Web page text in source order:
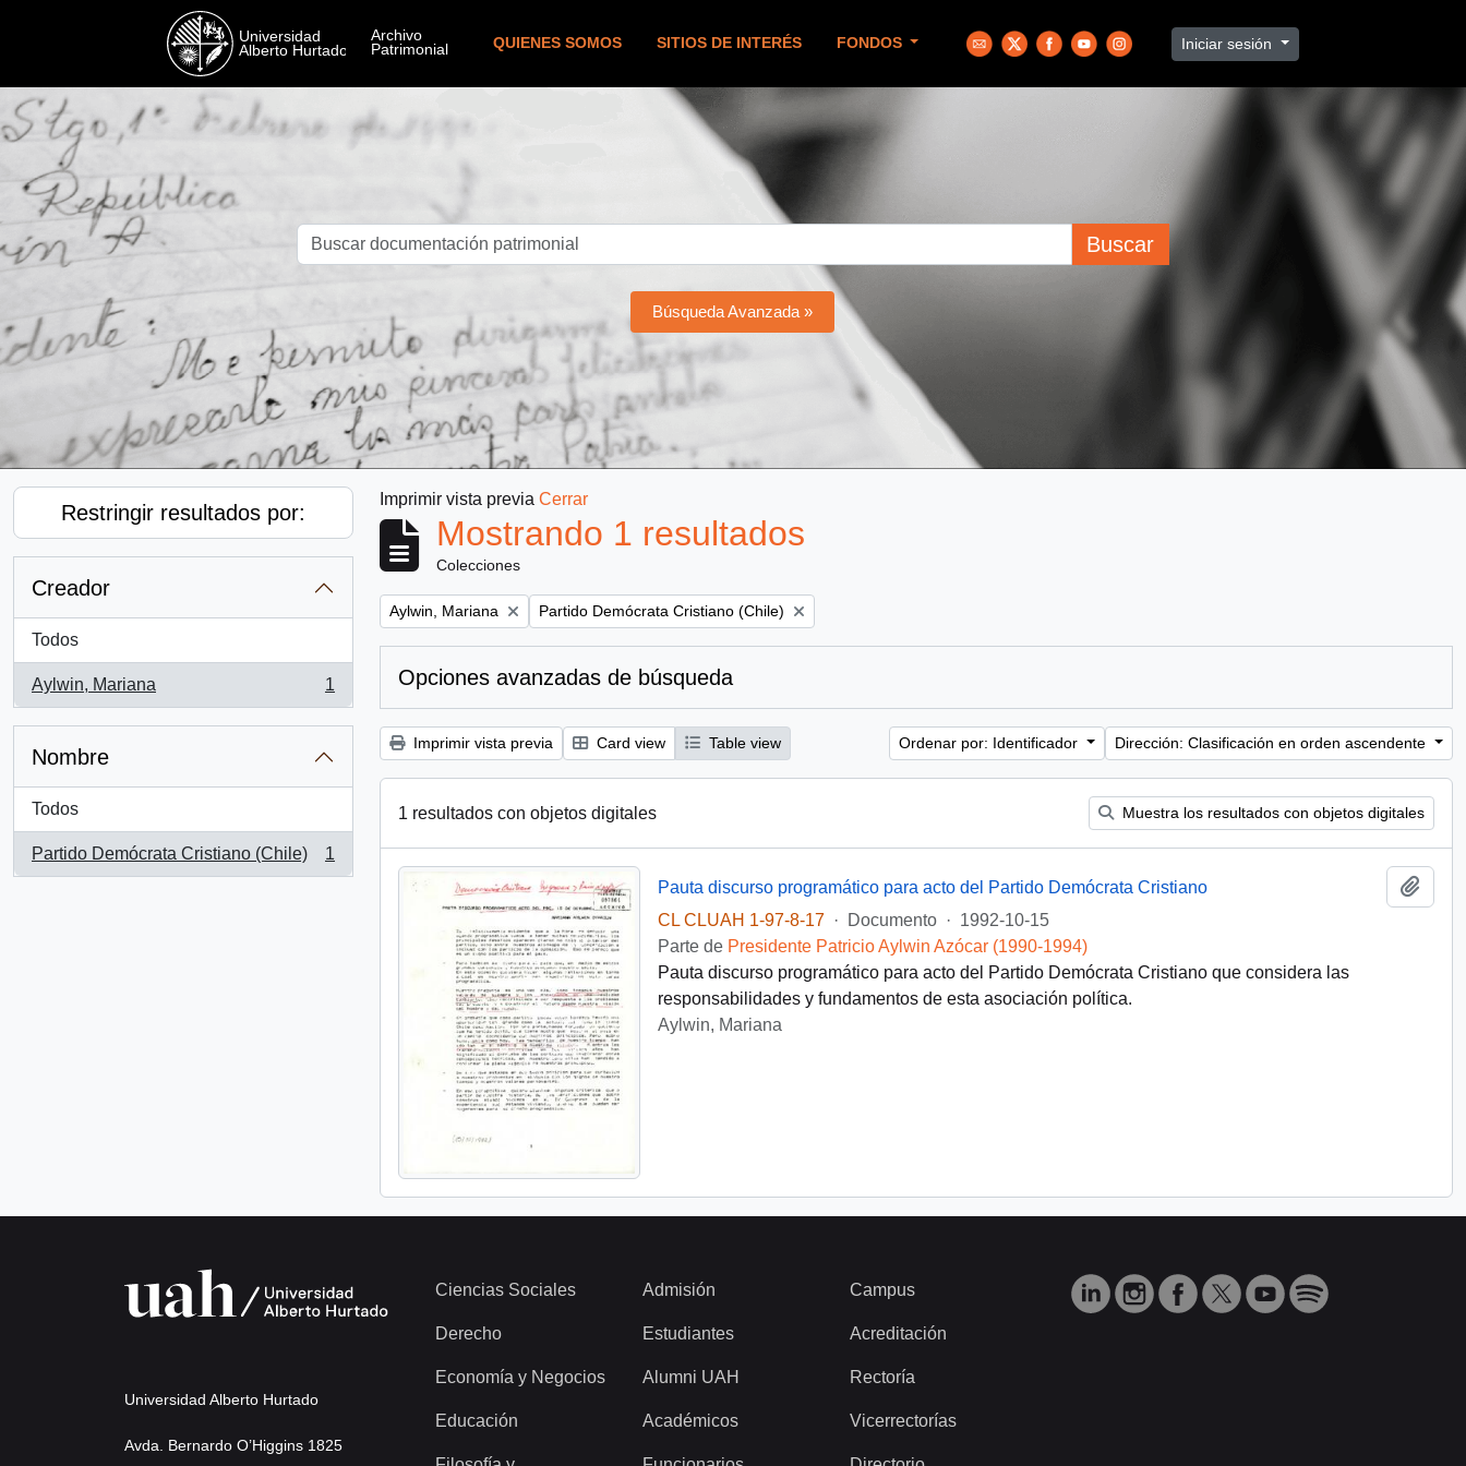
QUIENES SOMOS SITIOS DE INTERÉS FONDOS Iniciar sesión
Buscar
Búsqueda Avanzada »
Restringir resultados por:
Creador
Todos
Aylwin, Mariana
, 1 resultados
1
Nombre
Todos
Partido Demócrata Cristiano (Chile)
, 1 resultados
1
Imprimir vista previa Cerrar
Mostrando 1 resultados
Colecciones
Remove filter:
Aylwin, Mariana Remove filter:
Partido Demócrata Cristiano (Chile)
Opciones avanzadas de búsqueda
Imprimir vista previa Card view Table view Ordenar por: Identificador Dirección: Clasificación en orden ascendente
1 resultados con objetos digitales Muestra los resultados con objetos digitales
Pauta discurso programático para acto del Partido Demócrata Cristiano
CL CLUAH 1-97-8-17
· Documento · 1992-10-15
Parte de Presidente Patricio Aylwin Azócar (1990-1994)
Pauta discurso programático para acto del Partido Demócrata Cristiano que considera las
responsabilidades y fundamentos de esta asociación política.
Aylwin, Mariana
Universidad Alberto Hurtado
Avda. Bernardo O’Higgins 1825
Ciencias Sociales
Derecho
Economía y Negocios
Educación
Admisión
Estudiantes
Alumni UAH
Académicos
Campus
Acreditación
Rectoría
Vicerrectorías